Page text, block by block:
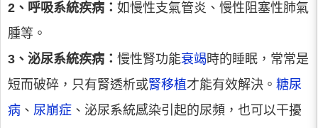
2、呼吸系統疾病： 如慢性支氣管炎、慢性阻塞性肺氣
腫等。
3、泌尿系統疾病： 慢性腎功能衰竭時的睡眠，常常是
短而破碎，只有腎透析或腎移植才能有效解決。 糖尿
病 、 尿崩症 、泌尿系統感染引起的尿頻，也可以干擾